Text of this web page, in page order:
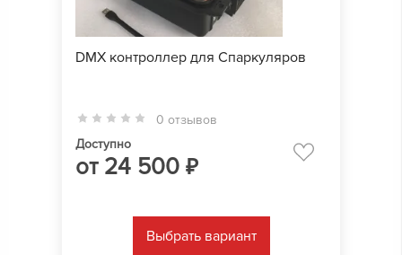
DMX контроллер для Спаркуляров
0 отзывов
Доступно
от 24 500 ₽
Выбрать вариант